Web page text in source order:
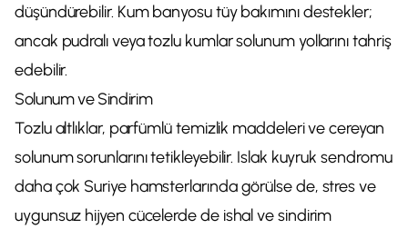
düşündürebilir. Kum banyosu tüy bakımını destekler;
ancak pudralı veya tozlu kumlar solunum yollarını tahriş
edebilir.
Solunum ve Sindirim
Tozlu altlıklar, parfümlü temizlik maddeleri ve cereyan
solunum sorunlarını tetikleyebilir. Islak kuyruk sendromu
daha çok Suriye hamsterlarında görülse de, stres ve
uygunsuz hijyen cücelerde de ishal ve sindirim